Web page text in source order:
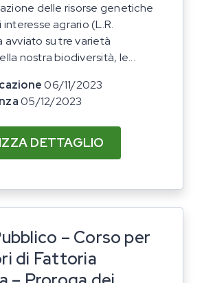
delle risorse genetiche
agrario (L.R.
su tre varietà
nostra biodiversità, le...
06/11/2023
05/12/2023
DETTAGLIO
– Corso per
di Fattoria